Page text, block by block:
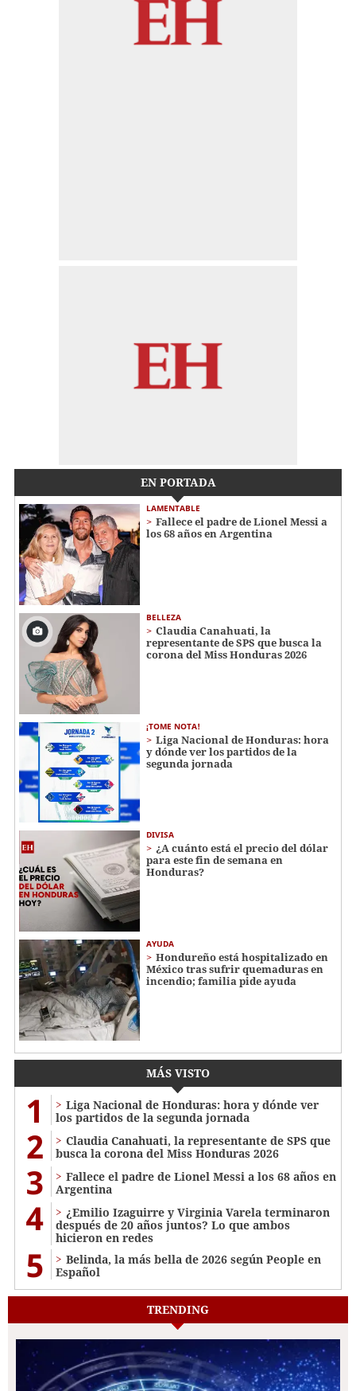
EN PORTADA
LAMENTABLE
Fallece el padre de Lionel Messi a
los 68 años en Argentina
BELLEZA
Claudia Canahuati, la
representante de SPS que busca la
corona del Miss Honduras 2026
¡TOME NOTA!
Liga Nacional de Honduras: hora
y dónde ver los partidos de la
segunda jornada
DIVISA
¿A cuánto está el precio del dólar
para este fin de semana en
Honduras?
AYUDA
Hondureño está hospitalizado en
México tras sufrir quemaduras en
incendio; familia pide ayuda
MÁS VISTO
1
Liga Nacional de Honduras: hora y dónde ver
los partidos de la segunda jornada
2
Claudia Canahuati, la representante de SPS que
busca la corona del Miss Honduras 2026
3
Fallece el padre de Lionel Messi a los 68 años en
Argentina
4
¿Emilio Izaguirre y Virginia Varela terminaron
después de 20 años juntos? Lo que ambos
hicieron en redes
5
Belinda, la más bella de 2026 según People en
Español
TRENDING